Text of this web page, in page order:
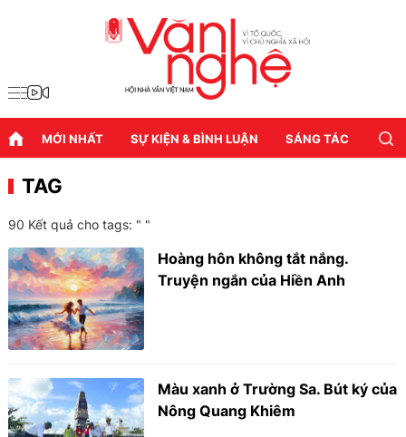
MỚI NHẤT SỰ KIỆN & BÌNH LUẬN SÁNG TÁC
TAG
90 Kết quả cho tags: " "
Hoàng hôn không tắt nắng.
Truyện ngắn của Hiền Anh
Màu xanh ở Trường Sa. Bút ký của
Nông Quang Khiêm